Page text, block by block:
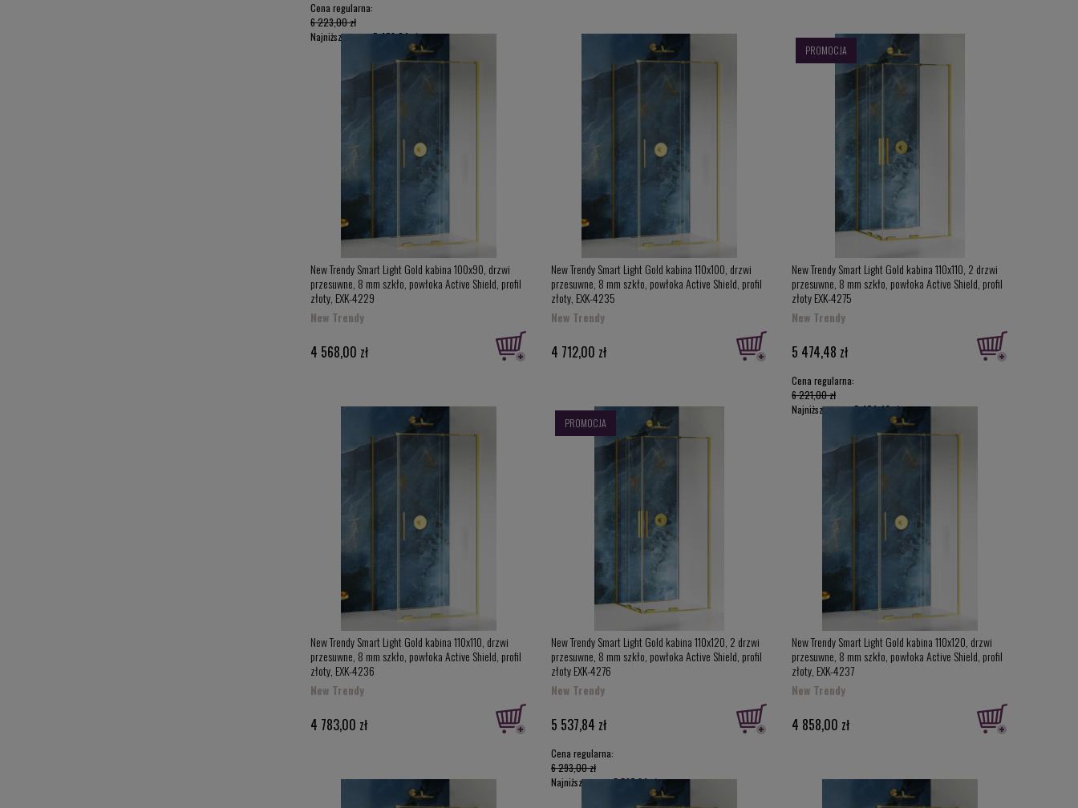
Cena regularna:
6 223,00 zł
Najniższa cena:5 476,24 zł
New Trendy Smart Light Gold kabina 100x90, drzwi
przesuwne, 8 mm szkło, powłoka Active Shield, profil
złoty, EXK-4229
New Trendy
4 568,00 zł
New Trendy Smart Light Gold kabina 110x100, drzwi
przesuwne, 8 mm szkło, powłoka Active Shield, profil
złoty, EXK-4235
New Trendy
4 712,00 zł
New Trendy Smart Light Gold kabina 110x110, 2 drzwi
przesuwne, 8 mm szkło, powłoka Active Shield, profil
złoty EXK-4275
New Trendy
5 474,48 zł
Cena regularna:
6 221,00 zł
Najniższa cena:5 474,48 zł
PROMOCJA
New Trendy Smart Light Gold kabina 110x110, drzwi
przesuwne, 8 mm szkło, powłoka Active Shield, profil
złoty, EXK-4236
New Trendy
4 783,00 zł
New Trendy Smart Light Gold kabina 110x120, 2 drzwi
przesuwne, 8 mm szkło, powłoka Active Shield, profil
złoty EXK-4276
New Trendy
5 537,84 zł
Cena regularna:
6 293,00 zł
Najniższa cena:5 537,84 zł
PROMOCJA
New Trendy Smart Light Gold kabina 110x120, drzwi
przesuwne, 8 mm szkło, powłoka Active Shield, profil
złoty, EXK-4237
New Trendy
4 858,00 zł